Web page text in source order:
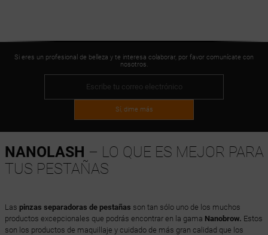
Si eres un profesional de belleza y te interesa colaborar, por favor comunícate con
nosotros.
Sí, dime más
NANOLASH – LO QUE ES MEJOR PARA
TUS PESTAÑAS
Las pinzas separadoras de pestañas son tan sólo uno de los muchos
productos excepcionales que podrás encontrar en la gama Nanobrow. Estos
son los productos de maquillaje y cuidado de más gran calidad que los